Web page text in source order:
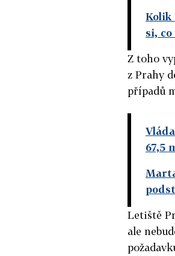
Kolik
si,
Z toho
z Prahy
případů
67,5
Letiště
ale